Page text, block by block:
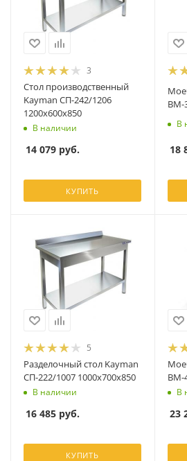
3
Стол производственный
Kayman СП-242/1206
1200х600х850
В наличии
14 079 руб.
КУПИТЬ
ВМ-
В
18
5
Разделочный стол Kayman
СП-222/1007 1000х700х850
В наличии
16 485 руб.
КУПИТЬ
ВМ-
В
23